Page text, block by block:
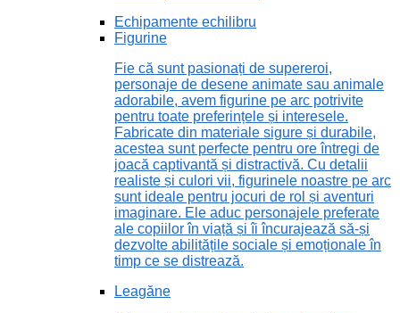
Echipamente echilibru
Figurine
Fie că sunt pasionați de supereroi,
personaje de desene animate sau animale
adorabile, avem figurine pe arc potrivite
pentru toate preferințele și interesele.
Fabricate din materiale sigure și durabile,
acestea sunt perfecte pentru ore întregi de
joacă captivantă și distractivă. Cu detalii
realiste și culori vii, figurinele noastre pe arc
sunt ideale pentru jocuri de rol și aventuri
imaginare. Ele aduc personajele preferate
ale copiilor în viață și îi încurajează să-și
dezvolte abilitățile sociale și emoționale în
timp ce se distrează.
Leagăne